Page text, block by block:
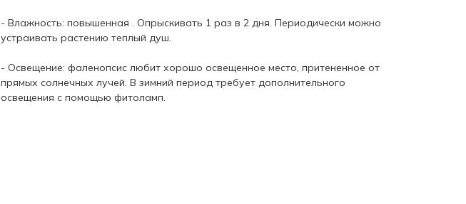
- Влажность: повышенная . Опрыскивать 1 раз в 2 дня. Периодически можно
устраивать растению теплый душ.
- Освещение: фаленопсис любит хорошо освещенное место, притененное от
прямых солнечных лучей. В зимний период требует дополнительного
освещения с помощью фитоламп.